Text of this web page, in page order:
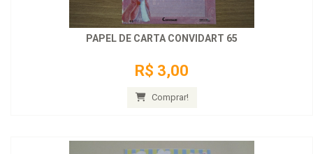
PAPEL DE CARTA CONVIDART 65
R$ 3,00
Comprar!